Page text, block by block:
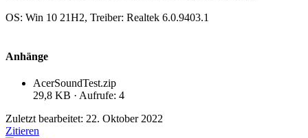
OS: Win 10 21H2, Treiber: Realtek 6.0.9403.1
Anhänge
AcerSoundTest.zip
29,8 KB · Aufrufe: 4
Zuletzt bearbeitet: 22. Oktober 2022
Zitieren